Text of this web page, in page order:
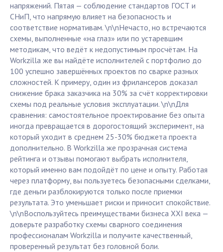
напряжений. Пятая — соблюдение стандартов ГОСТ и
СНиП, что напрямую влияет на безопасность и
соответствие нормативам. \n\nНечасто, но встречаются
схемы, выполненные «на глаз» или по устаревшим
методикам, что ведёт к недопустимым просчётам. На
Workzilla же вы найдёте исполнителей с портфолио до
100 успешно завершённых проектов по сварке разных
сложностей. К примеру, один из фрилансеров доказал
снижение брака заказчика на 30% за счёт корректировки
схемы под реальные условия эксплуатации. \n\nДля
сравнения: самостоятельное проектирование без опыта
иногда превращается в дорогостоящий эксперимент, на
который уходит в среднем 25-30% бюджета проекта
дополнительно. В Workzilla же прозрачная система
рейтинга и отзывы помогают выбрать исполнителя,
который именно вам подойдёт по цене и опыту. Работая
через платформу, вы пользуетесь безопасными сделками,
где деньги разблокируются только после приемки
результата. Это уменьшает риски и приносит спокойствие.
\n\nВоспользуйтесь преимуществами бизнеса XXI века —
доверьте разработку схемы сварного соединения
профессионалам Workzilla и получите качественный,
проверенный результат без головной боли.